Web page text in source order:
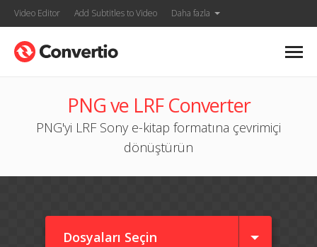
Video Editor Add Subtitles to Video Daha fazla
PNG ve LRF Converter
PNG'yi LRF Sony e-kitap formatına çevrimiçi
dönüştürün
Dosyaları Seçin